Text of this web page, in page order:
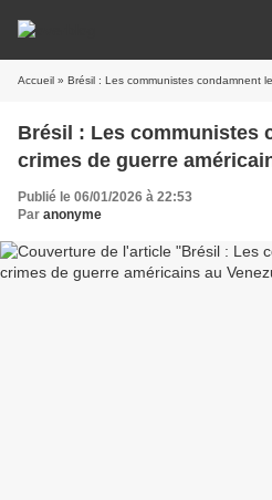
Accueil » Brésil : Les communistes condamnent les
Brésil : Les communistes
crimes de guerre
Publié le 06/01/2026 à 22:53
Par anonyme